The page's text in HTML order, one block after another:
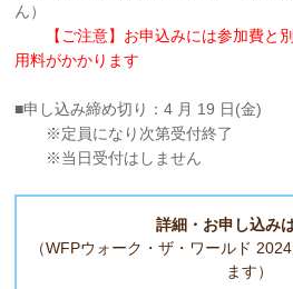
ん）
【ご注意】お申込みには参加費と
用料がかかります
■申し込み締め切り：4 月 19 日(金)
※定員になり次第受付終了
※当日受付はしません
詳細・お申し込み
（WFPウォーク・ザ・ワールド
ます）